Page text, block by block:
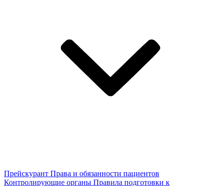
Прейскурант Права и обязанности пациентов
Контролирующие органы Правила подготовки к